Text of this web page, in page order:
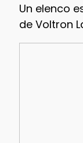
Un elenco
de Voltron